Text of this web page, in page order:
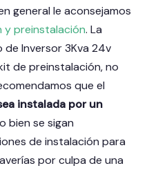
general le aconsejamos
y preinstalación. La
Inversor 3Kva 24v
de preinstalación, no
que el
instalada por un
bien se sigan
de instalación para
por culpa de una